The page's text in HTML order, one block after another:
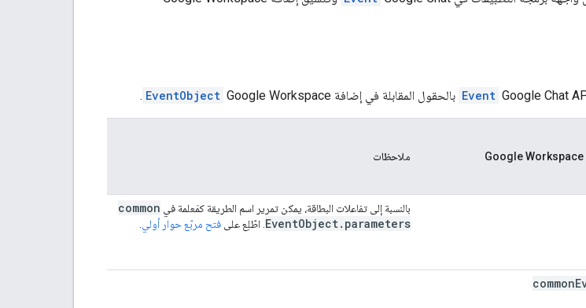
Event بالحقول المقابلة في إضافة Google Workspace EventObject
.
ملاحظات
بالنسبة إلى تفاعلات البطاقة، يمكن تمرير اسم الطريقة كمَعلمة في common
EventObject. parameters . اطّلِع على فتح مربّع حوار أولي
common